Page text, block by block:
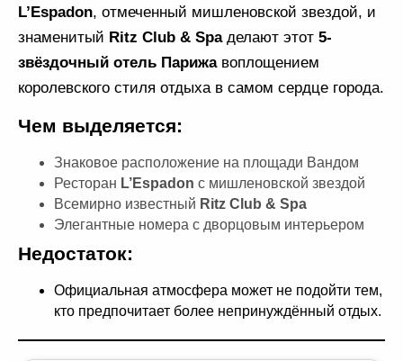
L’Espadon, отмеченный мишленовской звездой, и
знаменитый Ritz Club & Spaделают этот 5-
звёздочный отель Парижавоплощением
королевского стиля отдыха в самом сердце города.
Чем выделяется:
Знаковое расположение на площади Вандом
Ресторан L’Espadon с мишленовской звездой
Всемирно известный Ritz Club & Spa
Элегантные номера с дворцовым интерьером
Недостаток:
Официальная атмосфера может не подойти тем,
кто предпочитает более непринуждённый отдых.